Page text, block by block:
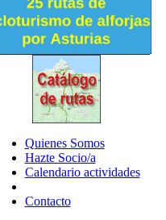
Quienes Somos
Hazte Socio/a
Calendario actividades
Contacto